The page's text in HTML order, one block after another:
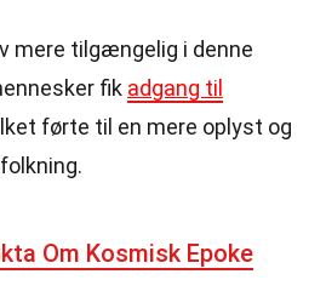
mere tilgængelig i denne
fik adgang til
førte til en mere oplyst og
Om Kosmisk Epoke